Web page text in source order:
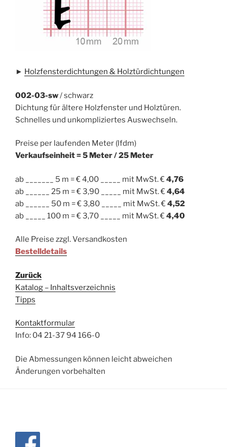
► Holzfensterdichtungen & Holztürdichtungen
002-03-sw/ schwarz
Dichtung für ältere Holzfenster und Holztüren.
Schnelles und unkompliziertes Auswechseln.
Preise per laufenden Meter (lfdm)
Verkaufseinheit = 5 Meter / 25 Meter
ab _______ 5 m = € 4,00 _____ mit MwSt. €4,76
ab ______ 25 m = € 3,90 _____ mit MwSt. €4,64
ab ______ 50 m = € 3,80 _____ mit MwSt. €4,52
ab _____ 100 m = € 3,70 _____ mit MwSt. €4,40
Alle Preise zzgl. Versandkosten
Bestelldetails
Zurück
Katalog – Inhaltsverzeichnis
Tipps
Kontaktformular
Info: 04 21-37 94 166-0
Die Abmessungen können leicht abweichen
Änderungen vorbehalten